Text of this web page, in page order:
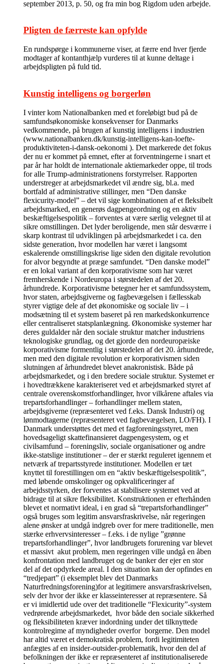
september 2013, p. 50, og fra min bog Rigdom uden arbejde.
Pligten de færreste kan opfylde
En rundspørge i kommunerne viser, at færre end hver fjerde
modtager af kontanthjælp vurderes til at kunne deltage i
arbejdspligten på fuld tid.
Kunstig intelligens og borgerløn
I vinter kom Nationalbanken med et foreløbigt bud på de
samfundsøkonomiske konsekvenser for Danmarks
vedkommende, på brugen af kunstig intelligens i industrien
(www.nationalbanken.dk/kunstig-intelligens-kan-loefte-
produktiviteten-i-dansk-oekonomi ). Det markerede det fokus
der nu er kommet på emnet, efter at forventningerne i snart et
par år har holdt de internationale aktiemarkeder oppe, til trods
for alle Trump-administrationens forstyrrelser. Rapporten
understreger at arbejdsmarkedet vil ændre sig, bl.a. med
bortfald af administrative stillinger, men “Den danske
flexicurity-model” – det vil sige kombinationen af et fleksibelt
arbejdsmarked, en generøs dagpengeordning og en aktiv
beskæftigelsespolitik – forventes at være særlig velegnet til at
sikre omstillingen. Det lyder beroligende, men står desværre i
skarp kontrast til udviklingen på arbejdsmarkedet i ca. den
sidste generation, hvor modellen har været i langsomt
eskalerende omstillingskrise lige siden den digitale revolution
for alvor begyndte at præge samfundet. “Den danske model”
er en lokal variant af den korporativisme som har været
fremherskende i Nordeuropa i størstedelen af det 20.
århundrede. Korporativisme betegner her et samfundssystem,
hvor staten, arbejdsgiverne og fagbevægelsen i fællesskab
styrer vigtige dele af det økonomiske og sociale liv – i
modsætning til et system baseret på ren markedskonkurrence
eller centraliseret statsplanlægning. Økonomiske systemer har
deres guldalder når den sociale struktur matcher industriens
teknologiske grundlag, og det gjorde den nordeuropæiske
korporativisme formentlig i størstedelen af det 20. århundrede,
men med den digitale revolution er korporativismen siden
slutningen af århundredet blevet anakronistisk. Både på
arbejdsmarkedet, og i den bredere sociale struktur. Systemet er
i hovedtrækkene karakteriseret ved et arbejdsmarked styret af
centrale overenskomstforhandlinger, hvor vilkårene aftales via
trepartsforhandlinger – forhandlinger mellem staten,
arbejdsgiverne (repræsenteret ved f.eks. Dansk Industri) og
lønmodtagerne (repræsenteret ved fagbevægelsen, LO/FH). I
Danmark understøttes det med et fagforeningsstyret, men
hovedsageligt skattefinansieret dagpengesystem, og et
civilsamfund – foreningsliv, sociale organisationer og andre
ikke-statslige institutioner – der er stærkt reguleret igennem et
netværk af trepartsstyrede institutioner. Modellen er tæt
knyttet til forestillingen om en “aktiv beskæftigelsespolitik”,
med løbende omskolinger og opkvalificeringer af
arbejdsstyrken, der forventes at stabilisere systemet ved at
bidrage til at sikre fleksibilitet. Konstruktionen er efterhånden
blevet et normativt ideal, i en grad så “trepartsforhandlinger”
også bruges som legitim ansvarsfraskrivelse, når regeringen
alene ønsker at undgå indgreb over for mere traditionelle, men
stærke erhvervsinteresser – f.eks. i de nylige ”grønne
trepartsforhandlinger”, hvor landbrugets forurening var blevet
et massivt akut problem, men regeringen ville undgå en åben
konfrontation med landbruget og de banker der ejer en stor
del af det opdyrkede areal. I den situation kan der opfindes en
“tredjepart” (i eksemplet blev det Danmarks
Naturfredningsforening)for at legitimere ansvarsfraskrivelsen,
selv der hvor der ikke er klasseinteresser at repræsentere. Så
er vi imidlertid ude over det traditionelle “Flexicurity”-system
vedrørende arbejdsmarkedet, hvor både den sociale sikkerhed
og fleksibiliteten kræver indordning under det tilknyttede
kontrolregime af myndigheder overfor borgerne. Den model
har altid været et demokratisk problem, fordi legitimiteten
anfægtes af en insider-outsider-problematik, hvor den del af
befolkningen der ikke er repræsenteret af institutionaliserede